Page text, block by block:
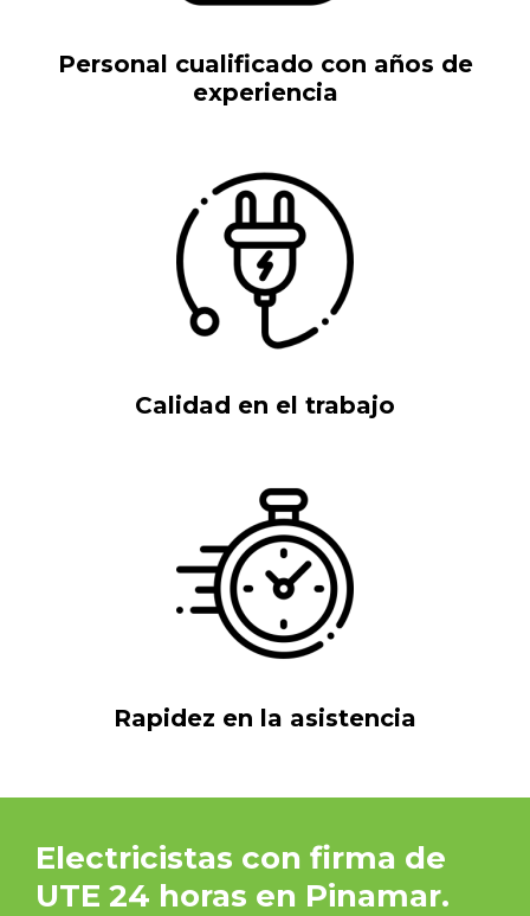
Personal cualificado con años de
experiencia
Calidad en el trabajo
Rapidez en la asistencia
Electricistas con firma de
UTE 24 horas en Pinamar.